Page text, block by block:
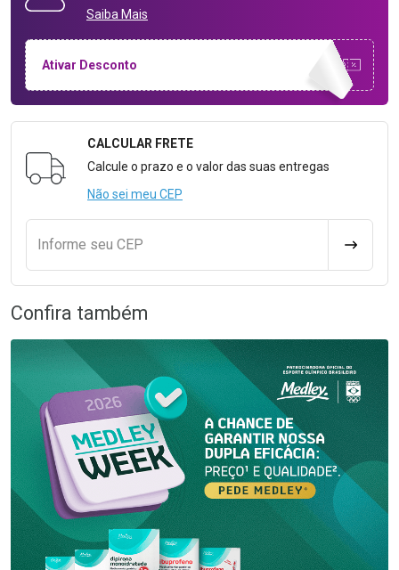
Saiba Mais
Ativar Desconto
Formulário para Calcular o Frete
CALCULAR FRETE
Calcule o prazo e o valor das suas entregas
Não sei meu CEP
Informe seu CEP
Confira também